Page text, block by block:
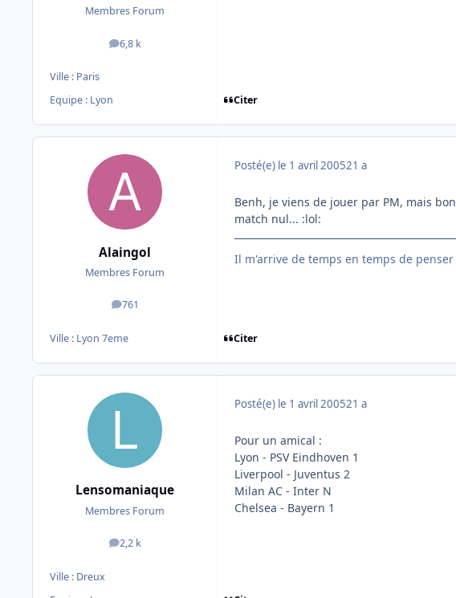
Membres Forum
6,8 k
messages
Ville : Paris
Equipe : Lyon
Citer
Alaingol
Membres Forum
761
messages
Ville : Lyon 7eme
Posté(e) le 1 avril 200521 a
Benh, je viens de jouer par PM, mais
match nul... :lol:
Il m'arrive de temps en temps de
Citer
Lensomaniaque
Membres Forum
2,2 k
messages
Ville : Dreux
Posté(e) le 1 avril 200521 a
Pour un amical :
Lyon - PSV Eindhoven 1
Liverpool - Juventus 2
Milan AC - Inter N
Chelsea - Bayern 1